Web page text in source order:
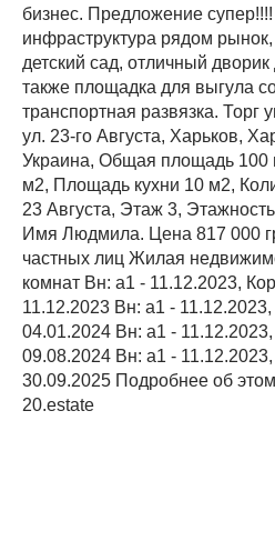
бизнес. Предложение
инфраструктура рядом
детский сад, отличный дворик
также площадка для выгула
транспортная развязка. Торг
ул. 23-го Августа, Харьков,
Украина, Общая площадь
м2, Площадь кухни 10 м2,
23 Августа, Этаж 3,
Имя Людмила. Цена 817 000
частных лиц Жилая
комнат Вн: a1 - 11.12.2023,
11.12.2023 Вн: a1 -
04.01.2024 Вн: a1 -
09.08.2024 Вн: a1 -
30.09.2025 Подробнее об
20.estate